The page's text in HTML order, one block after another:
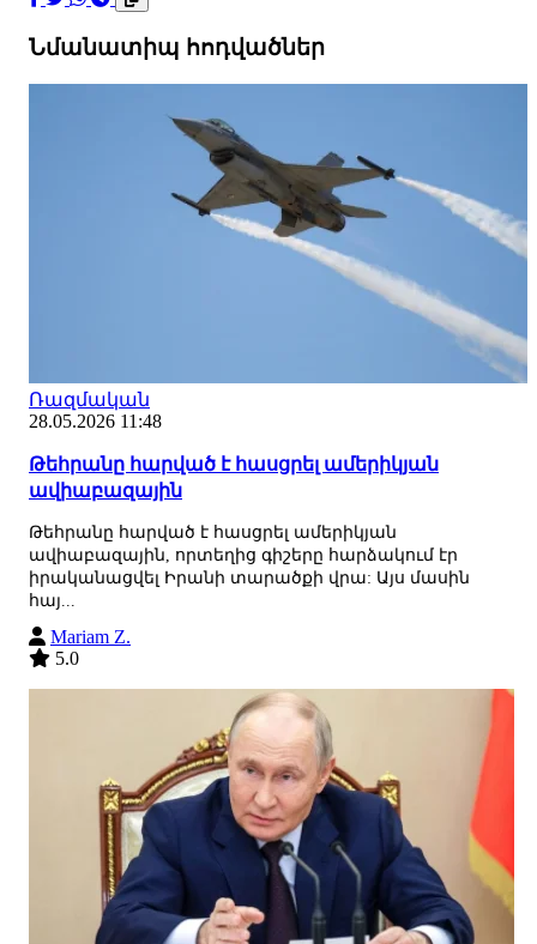
Նմանատիպ հոդվածներ
Ռազմական
28.05.2026 11:48
Թեհրանը հարված է հասցրել ամերիկյան
ավիաբազային
Թեհրանը հարված է հասցրել ամերիկյան
ավիաբազային, որտեղից գիշերը հարձակում էր
իրականացվել Իրանի տարածքի վրա: Այս մասին
հայ...
Mariam Z.
5.0